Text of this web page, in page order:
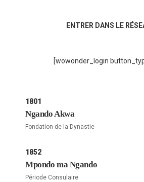
ENTRER DANS LE
[wowonder_login
1801
Ngando Akwa
Fondation de la Dynastie
1852
Mpondo ma Ngando
Période Consulaire